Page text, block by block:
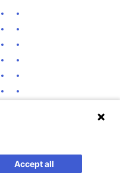
Accept all